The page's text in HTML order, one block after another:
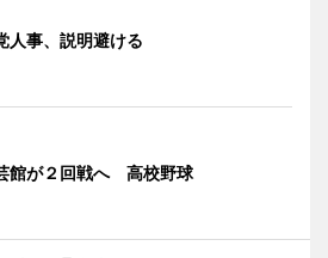
人事、説明避ける
館が２回戦へ 高校野球